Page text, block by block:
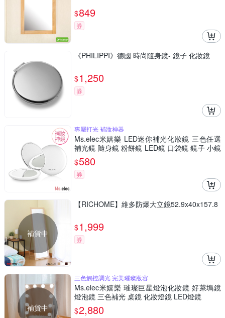
$849
券
《PHILIPPI》德國 時尚隨身鏡- 鏡子 化妝鏡
$1,250
券
專屬打光 補妝神器
Ms.elec米嬉樂 LED迷你補光化妝鏡 三色任選
補光鏡 隨身鏡 粉餅鏡 LED鏡 口袋鏡 鏡子 小鏡
子 圓鏡
$580
券
補貨中
【RICHOME】維多防爆大立鏡52.9x40x157.8
$1,999
券
補貨中
三色觸控調光 完美璀璨妝容
Ms.elec米嬉樂 璀璨巨星燈泡化妝鏡 好萊塢鏡
燈泡鏡 三色補光 桌鏡 化妝燈鏡 LED燈鏡
$2,880